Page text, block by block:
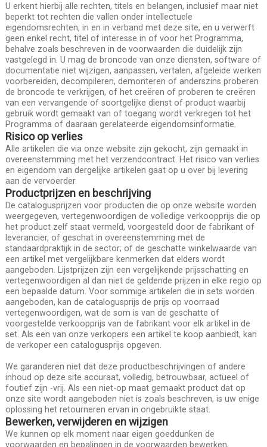
U erkent hierbij alle rechten, titels en belangen, inclusief maar niet
beperkt tot rechten die vallen onder intellectuele
eigendomsrechten, in en in verband met deze site, en u verwerft
geen enkel recht, titel of interesse in of voor het Programma,
behalve zoals beschreven in de voorwaarden die duidelijk zijn
vastgelegd in. U mag de broncode van onze diensten, software of
documentatie niet wijzigen, aanpassen, vertalen, afgeleide werken
voorbereiden, decompileren, demonteren of anderszins proberen
de broncode te verkrijgen, of het creëren of proberen te creëren
van een vervangende of soortgelijke dienst of product waarbij
gebruik wordt gemaakt van of toegang wordt verkregen tot het
Programma of daaraan gerelateerde eigendomsinformatie.
Risico op verlies
Alle artikelen die via onze website zijn gekocht, zijn gemaakt in
overeenstemming met het verzendcontract. Het risico van verlies
en eigendom van dergelijke artikelen gaat op u over bij levering
aan de vervoerder.
Productprijzen en beschrijving
De catalogusprijzen voor producten die op onze website worden
weergegeven, vertegenwoordigen de volledige verkoopprijs die op
het product zelf staat vermeld, voorgesteld door de fabrikant of
leverancier, of geschat in overeenstemming met de
standaardpraktijk in de sector; of de geschatte winkelwaarde van
een artikel met vergelijkbare kenmerken dat elders wordt
aangeboden. Lijstprijzen zijn een vergelijkende prijsschatting en
vertegenwoordigen al dan niet de geldende prijzen in elke regio op
een bepaalde datum. Voor sommige artikelen die in sets worden
aangeboden, kan de catalogusprijs de prijs op voorraad
vertegenwoordigen, wat de som is van de geschatte of
voorgestelde verkoopprijs van de fabrikant voor elk artikel in de
set. Als een van onze verkopers een artikel te koop aanbiedt, kan
de verkoper een catalogusprijs opgeven.
We garanderen niet dat deze productbeschrijvingen of andere
inhoud op deze site accuraat, volledig, betrouwbaar, actueel of
foutief zijn -vrij. Als een niet-op maat gemaakt product dat op
onze site wordt aangeboden niet is zoals beschreven, is uw enige
oplossing het retourneren ervan in ongebruikte staat.
Bewerken, verwijderen en wijzigen
We kunnen op elk moment naar eigen goeddunken de
voorwaarden en bepalingen in de voorwaarden bewerken,